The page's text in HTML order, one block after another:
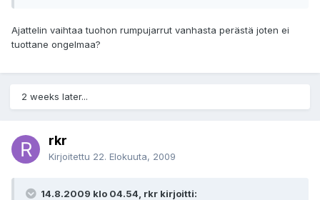
Ajattelin vaihtaa tuohon rumpujarrut vanhasta perästä joten ei
tuottane ongelmaa?
2 weeks later...
rkr
Kirjoitettu 22. Elokuuta, 2009
14.8.2009 klo 04.54, rkr kirjoitti: